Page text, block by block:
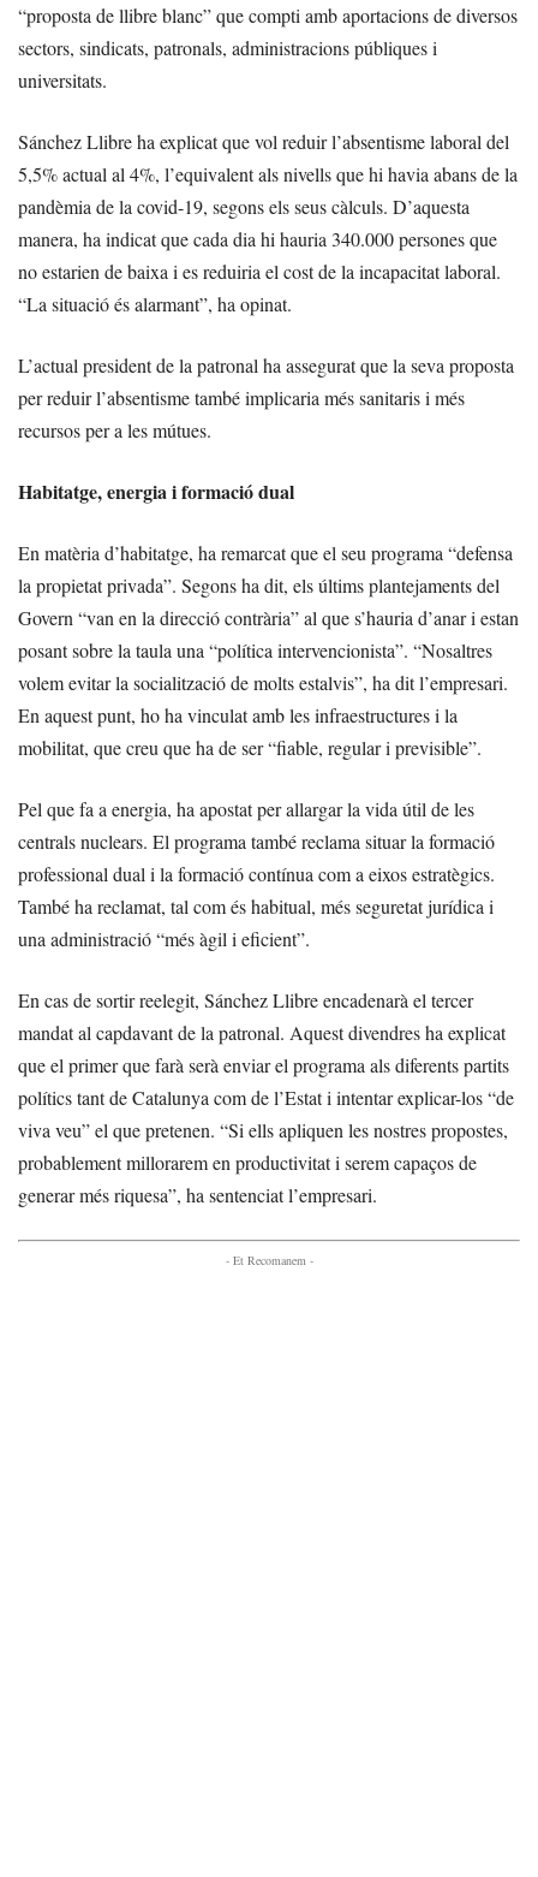
“proposta de llibre blanc” que compti amb aportacions de diversos
sectors, sindicats, patronals, administracions públiques i
universitats.
Sánchez Llibre ha explicat que vol reduir l’absentisme laboral del
5,5% actual al 4%, l’equivalent als nivells que hi havia abans de la
pandèmia de la covid-19, segons els seus càlculs. D’aquesta
manera, ha indicat que cada dia hi hauria 340.000 persones que
no estarien de baixa i es reduiria el cost de la incapacitat laboral.
“La situació és alarmant”, ha opinat.
L’actual president de la patronal ha assegurat que la seva proposta
per reduir l’absentisme també implicaria més sanitaris i més
recursos per a les mútues.
Habitatge, energia i formació dual
En matèria d’habitatge, ha remarcat que el seu programa “defensa
la propietat privada”. Segons ha dit, els últims plantejaments del
Govern “van en la direcció contrària” al que s’hauria d’anar i estan
posant sobre la taula una “política intervencionista”. “Nosaltres
volem evitar la socialització de molts estalvis”, ha dit l’empresari.
En aquest punt, ho ha vinculat amb les infraestructures i la
mobilitat, que creu que ha de ser “fiable, regular i previsible”.
Pel que fa a energia, ha apostat per allargar la vida útil de les
centrals nuclears. El programa també reclama situar la formació
professional dual i la formació contínua com a eixos estratègics.
També ha reclamat, tal com és habitual, més seguretat jurídica i
una administració “més àgil i eficient”.
En cas de sortir reelegit, Sánchez Llibre encadenarà el tercer
mandat al capdavant de la patronal. Aquest divendres ha explicat
que el primer que farà serà enviar el programa als diferents partits
polítics tant de Catalunya com de l’Estat i intentar explicar-los “de
viva veu” el que pretenen. “Si ells apliquen les nostres propostes,
probablement millorarem en productivitat i serem capaços de
generar més riquesa”, ha sentenciat l’empresari.
- Et Recomanem -